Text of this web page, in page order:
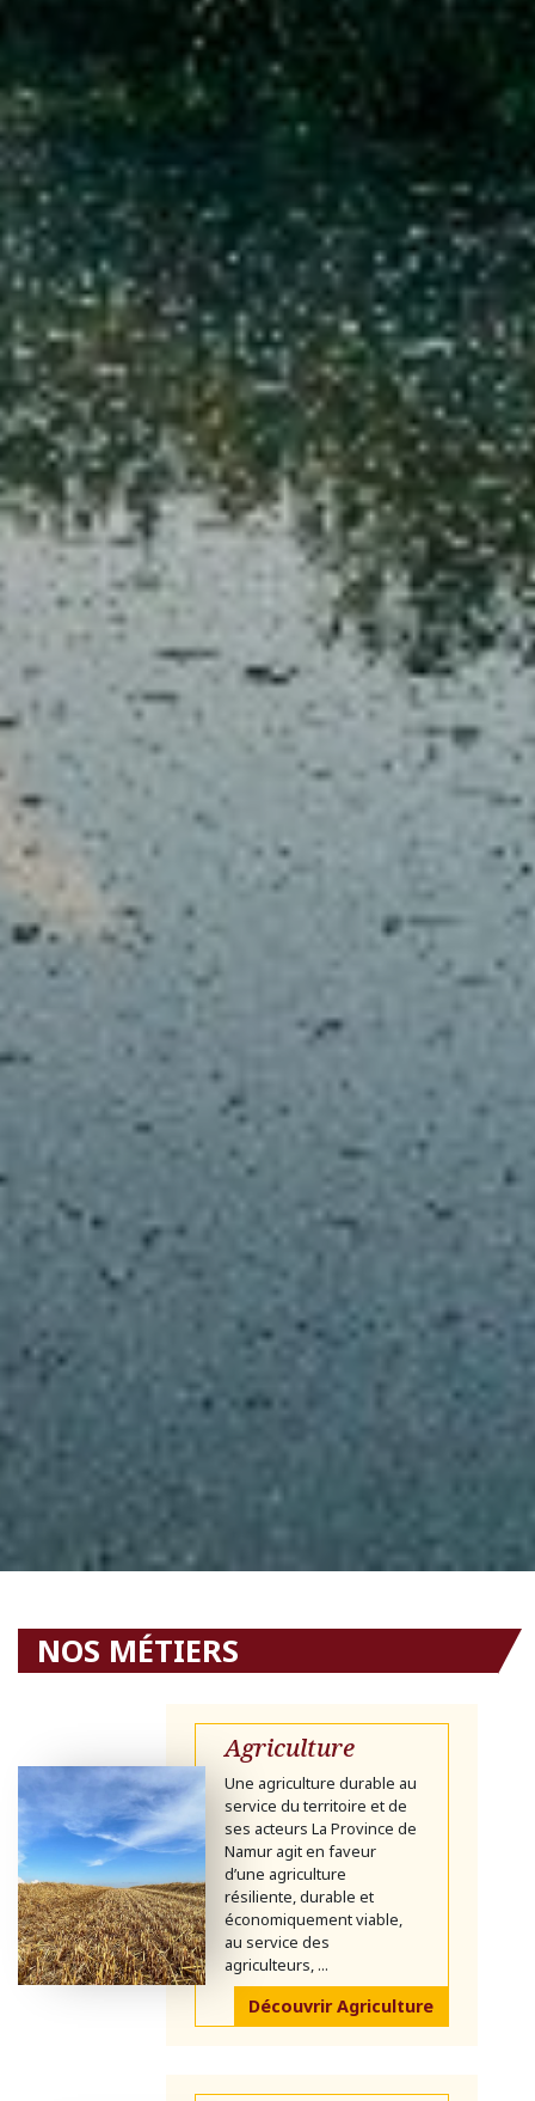
NOS MÉTIERS
Agriculture
Une agriculture durable au
service du territoire et de
ses acteurs La Province de
Namur agit en faveur
d’une agriculture
résiliente, durable et
économiquement viable,
au service des
agriculteurs, ...
Découvrir Agriculture